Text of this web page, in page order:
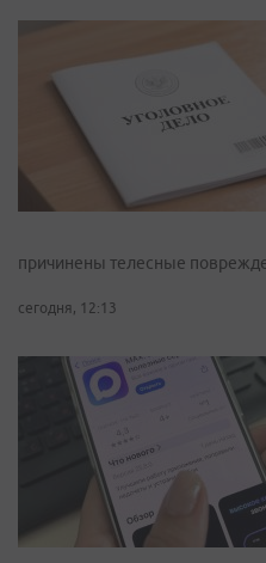
причинены телесные
сегодня, 12:13